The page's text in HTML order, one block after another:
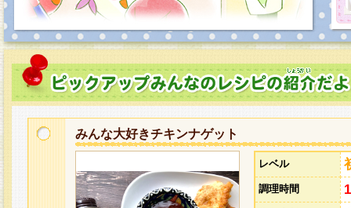
みんな大好きチキンナゲット
レベル
調理時間